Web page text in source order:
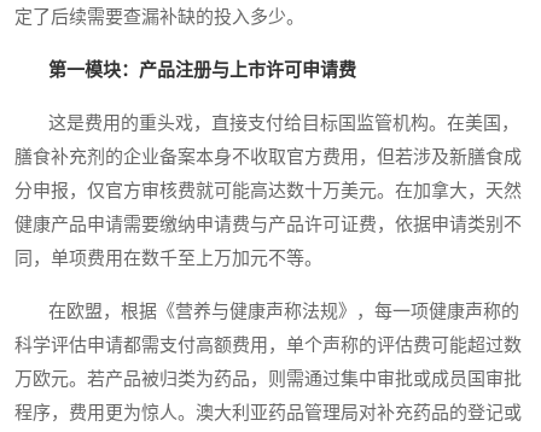
定了后续需要查漏补缺的投入多少。
第一模块：产品注册与上市许可申请费
这是费用的重头戏，直接支付给目标国监管机构。在美国，
膳食补充剂的企业备案本身不收取官方费用，但若涉及新膳食成
分申报，仅官方审核费就可能高达数十万美元。在加拿大，天然
健康产品申请需要缴纳申请费与产品许可证费，依据申请类别不
同，单项费用在数千至上万加元不等。
在欧盟，根据《营养与健康声称法规》，每一项健康声称的
科学评估申请都需支付高额费用，单个声称的评估费可能超过数
万欧元。若产品被归类为药品，则需通过集中审批或成员国审批
程序，费用更为惊人。澳大利亚药品管理局对补充药品的登记或